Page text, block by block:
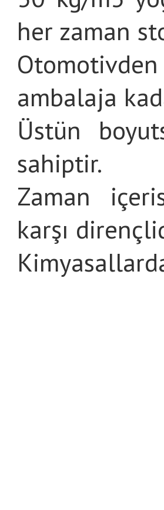
her zaman
ambalaja
Üstün
sahiptir.
Zaman
karşı